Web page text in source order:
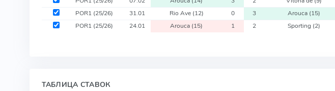
POR1 (25/26) 31.01 Rio Ave (12) 0 3 Arouca (15)
POR1 (25/26) 24.01 Arouca (15) 1 2 Sporting (2)
ТАБЛИЦА СТАВОК